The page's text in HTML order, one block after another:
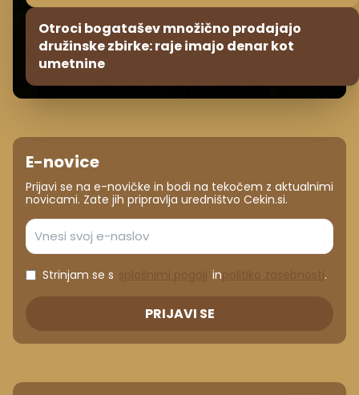
Otroci bogatašev množično prodajajo
družinske zbirke: raje imajo denar kot
umetnine
E-novice
Prijavi se na e-novičke in bodi na tekočem z aktualnimi
novicami. Zate jih pripravlja uredništvo Cekin.si.
Strinjam se s in .
PRIJAVI SE